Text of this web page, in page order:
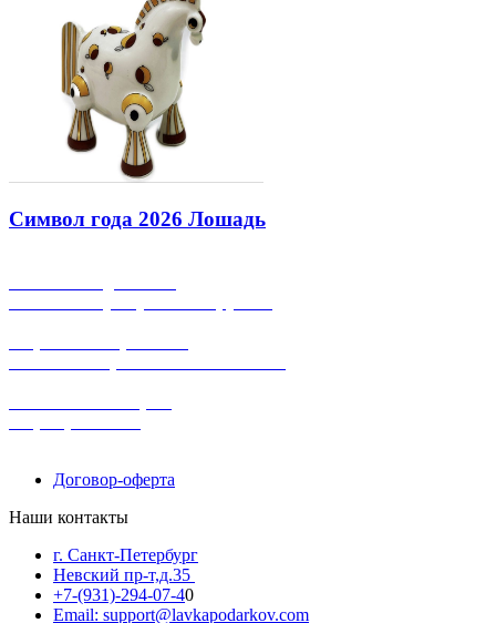
Символ года 2026 Лошадь
Договор-оферта
Наши контакты
г. Санкт-Петербург
Невский пр-т,д.35
+7-(931)-294-07-40
Email: support@lavkapodarkov.com